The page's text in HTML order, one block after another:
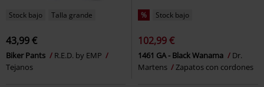
Stock bajo Talla grande
43,99 €
Biker Pants
R.E.D. by EMP
Tejanos
% Stock bajo
102,99 €
1461 GA - Black Wanama
Dr.
Martens
Zapatos con cordones